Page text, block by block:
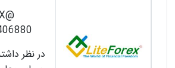
@PFOREX
در نظر